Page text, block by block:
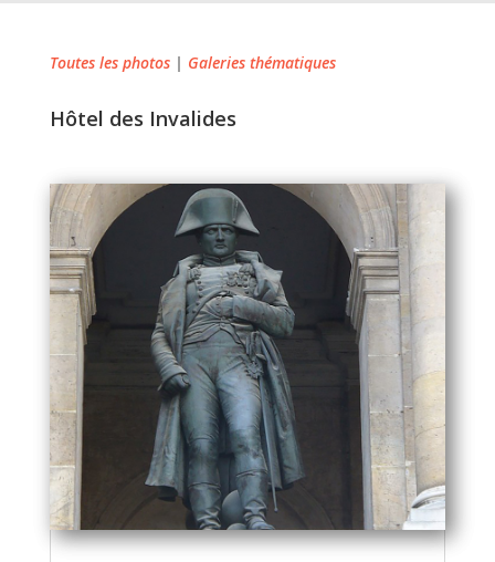
Toutes les photos| Galeries thématiques
Hôtel des Invalides